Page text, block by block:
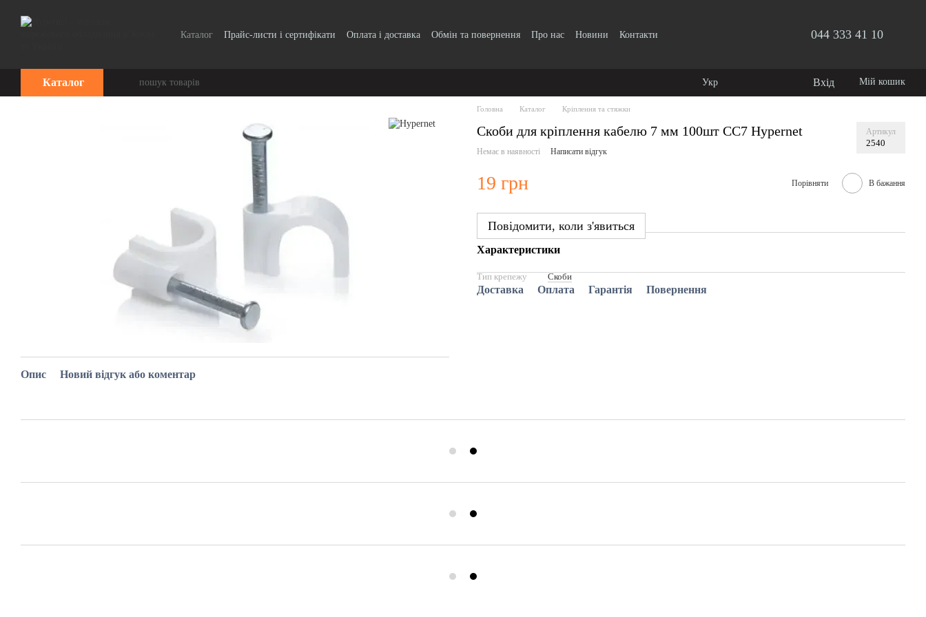
Каталог Прайс-листи і сертифікати Оплата і доставка Обмін та повернення Про нас Новини Контакти 044 333 41 10
Каталог Укр Вхід Мій кошик
Опис Новий відгук або коментар
Головна Каталог Кріплення та стяжки
Скоби для кріплення кабелю 7 мм 100шт CC7 Hypernet Артикул
2540
Немає в наявності Написати відгук
19 грн Порівняти В бажання
Повідомити, коли з'явиться
Характеристики
Тип крепежу Скоби
Доставка Оплата Гарантія Повернення